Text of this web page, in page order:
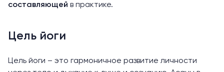
составляющей в практике.
Цель йоги
Цель йоги – это гармоничное развитие личности